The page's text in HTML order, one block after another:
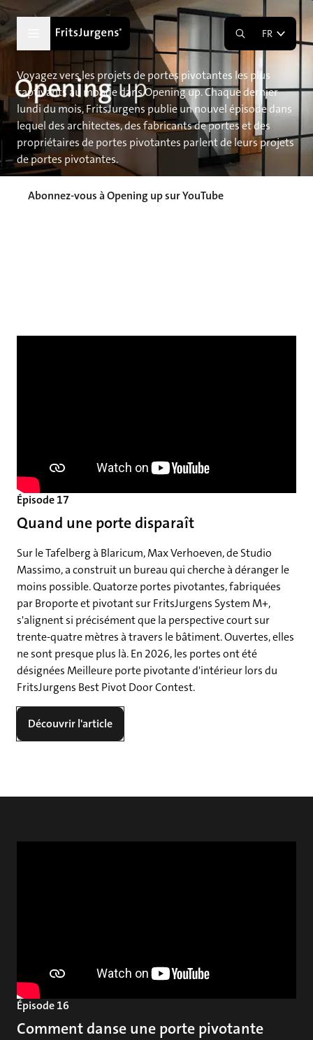
FR
Voyagez vers les projets de portes pivotantes les plus
captivants au monde dans Opening up. Chaque dernier
lundi du mois, FritsJurgens publie un nouvel épisode dans
lequel des architectes, des fabricants de portes et des
propriétaires de portes pivotantes parlent de leurs projets
de portes pivotantes.
Abonnez-vous à Opening up sur YouTube
Épisode 17
Quand une porte disparaît
Sur le Tafelberg à Blaricum, Max Verhoeven, de Studio
Massimo, a construit un bureau qui cherche à déranger le
moins possible. Quatorze portes pivotantes, fabriquées
par Broporte et pivotant sur FritsJurgens System M+,
s'alignent si précisément que la perspective court sur
trente-quatre mètres à travers le bâtiment. Ouvertes, elles
ne sont presque plus là. En 2026, les portes ont été
désignées Meilleure porte pivotante d'intérieur lors du
FritsJurgens Best Pivot Door Contest.
Découvrir l'article
Épisode 16
Comment danse une porte pivotante